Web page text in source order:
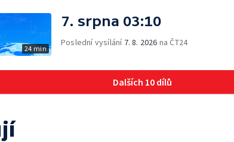
24 min
7. srpna 03:10
Poslední vysílání 7. 8. 2026 na ČT24
Dalších 10 dílů